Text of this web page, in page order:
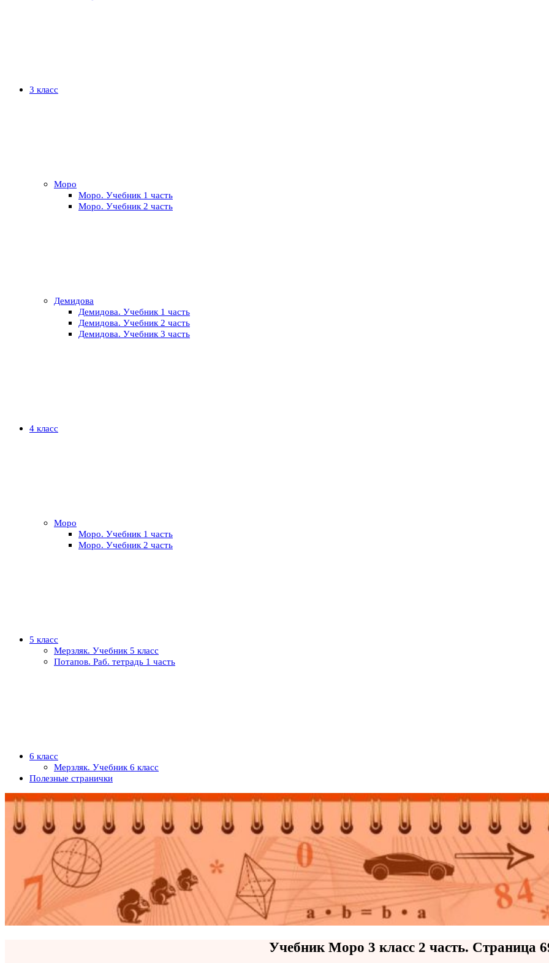
3 класс
Моро
Моро. Учебник 1 часть
Моро. Учебник 2 часть
Демидова
Демидова. Учебник 1 часть
Демидова. Учебник 2 часть
Демидова. Учебник 3 часть
4 класс
Моро
Моро. Учебник 1 часть
Моро. Учебник 2 часть
5 класс
Мерзляк. Учебник 5 класс
Потапов. Раб. тетрадь 1 часть
6 класс
Мерзляк. Учебник 6 класс
Полезные странички
Учебник Моро 3 класс 2 часть. Страница